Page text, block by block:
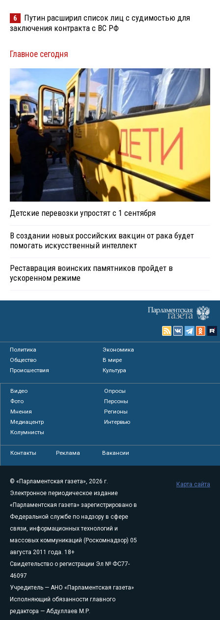
6
Путин расширил список лиц с судимостью для
заключения контракта с ВС РФ
Главное сегодня
Детские перевозки упростят с 1 сентября
В создании новых российских вакцин от рака будет
помогать искусственный интеллект
Реставрация воинских памятников пройдет в
ускоренном режиме
Политика
Экономика
Общество
В мире
Происшествия
Культура
Видео
Опросы
Фото
Персоны
Мнения
Регионы
Медиацентр
Интервью
Колумнисты
Контакты Реклама Вакансии
© «Парламентская газета», 2026 г.
Электронное периодическое издание
«Парламентская газета» зарегистрировано в
Федеральной службе по надзору в сфере
связи, информационных технологий и
массовых коммуникаций (Роскомнадзор) 05
августа 2011 года. 18+
Свидетельство о регистрации Эл № ФС77-
46097
Учредитель — АНО «Парламентская газета»
Исполняющий обязанности главного
редактора — Абдуллаев М.Р.
Карта сайта